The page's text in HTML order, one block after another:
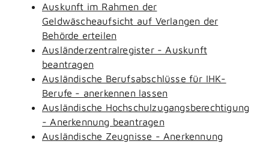
Auskunft im Rahmen der
Geldwäscheaufsicht auf Verlangen der
Behörde erteilen
Ausländerzentralregister - Auskunft
beantragen
Ausländische Berufsabschlüsse für IHK-
Berufe - anerkennen lassen
Ausländische Hochschulzugangsberechtigung
- Anerkennung beantragen
Ausländische Zeugnisse - Anerkennung